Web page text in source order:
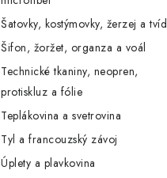
Šatovky, kostýmovky, žerzej a tvíd
Šifon, žoržet, organza a voál
Technické tkaniny, neopren,
protiskluz a fólie
Teplákovina a svetrovina
Tyl a francouzský závoj
Úplety a plavkovina